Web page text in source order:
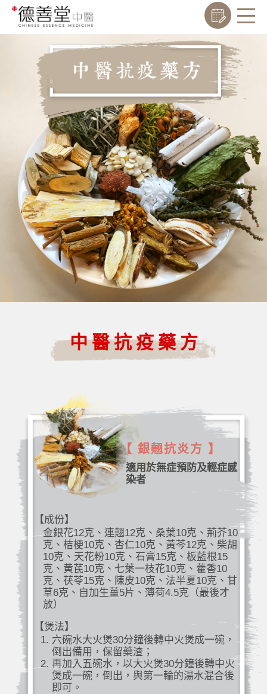
中醫抗疫藥方
【 銀翹抗炎方 】
適用於無症預防及輕症感
染者
【成份】
金銀花12克、連翹12克、桑葉10克、荊芥10
克、桔梗10克、杏仁10克、黃芩12克、柴胡
10克、天花粉10克、石膏15克、板藍根15
克、黄芪10克、七葉一枝花10克、藿香10
克、茯苓15克、陳皮10克、法半夏10克、甘
草6克、自加生薑5片、薄荷4.5克（最後才
放）
【煲法】
六碗水大火煲30分鐘後轉中火煲成一碗，
倒出備用，保留藥渣；
再加入五碗水，以大火煲30分鐘後轉中火
煲成一碗，倒出，與第一輪的湯水混合後
即可。